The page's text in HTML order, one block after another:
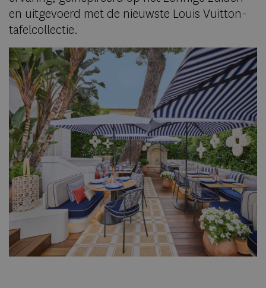
en uitgevoerd met de nieuwste Louis Vuitton-
tafelcollectie.